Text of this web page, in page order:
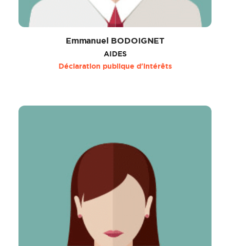
Emmanuel BODOIGNET
AIDES
Déclaration publique d'intérêts